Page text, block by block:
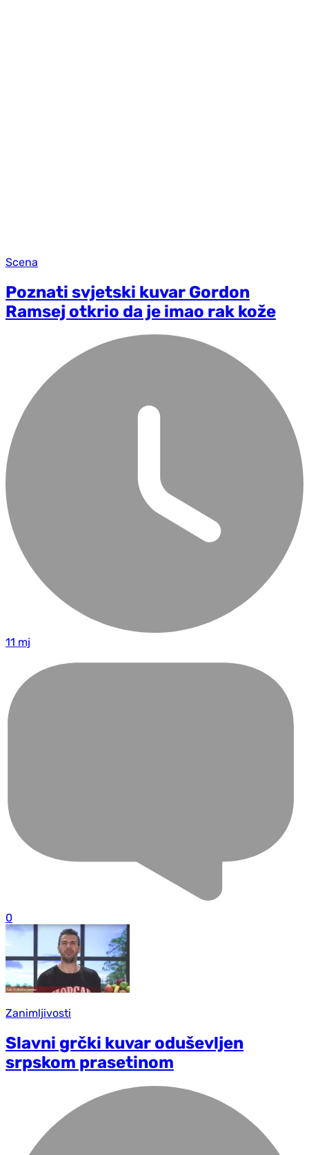
Scena
Poznati svjetski kuvar Gordon
Ramsej otkrio da je imao rak kože
11 mj
0
Zanimljivosti
Slavni grčki kuvar oduševljen
srpskom prasetinom